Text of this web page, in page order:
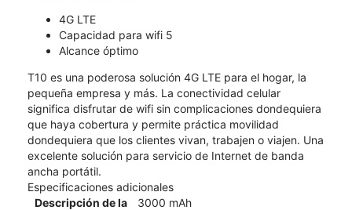
4G LTE
Capacidad para wifi 5
Alcance óptimo
T10 es una poderosa solución 4G LTE para el hogar, la
pequeña empresa y más. La conectividad celular
significa disfrutar de wifi sin complicaciones dondequiera
que haya cobertura y permite práctica movilidad
dondequiera que los clientes vivan, trabajen o viajen. Una
excelente solución para servicio de Internet de banda
ancha portátil.
Especificaciones adicionales
Descripción de la
3000 mAh